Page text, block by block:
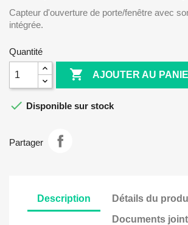
Capteur d'ouverture de porte/fenêtre avec
intégrée.
Quantité
 AJOUTER AU
 Disponible sur stock
Partager
Description
Détails du
Documents